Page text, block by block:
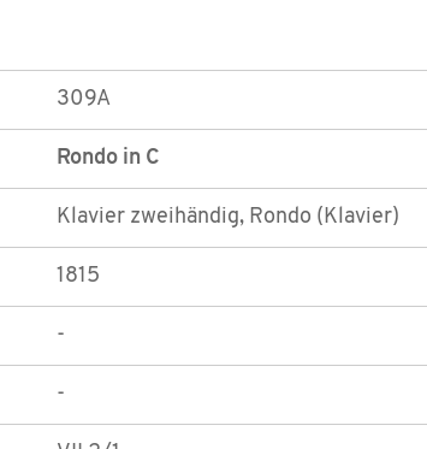
309A
Rondo in C
Klavier zweihändig, Rondo (Klavier)
1815
-
-